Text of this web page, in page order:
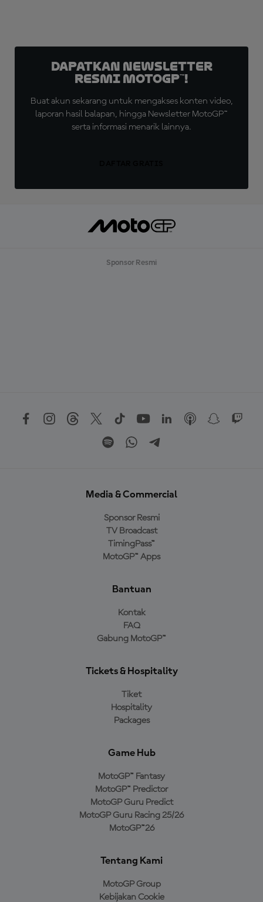
Dapatkan Newsletter
Resmi MotoGP™!
Buat akun sekarang untuk mengakses konten video,
laporan hasil balapan, hingga Newsletter MotoGP™
serta informasi menarik lainnya.
Sponsor Resmi
Media & Commercial
Sponsor Resmi
TV Broadcast
TimingPass™
MotoGP™ Apps
Bantuan
Kontak
FAQ
Gabung MotoGP™
Tickets & Hospitality
Tiket
Hospitality
Packages
Game Hub
MotoGP™ Fantasy
MotoGP™ Predictor
MotoGP Guru Predict
MotoGP Guru Racing 25/26
MotoGP™26
Tentang Kami
MotoGP Group
Kebijakan Cookie